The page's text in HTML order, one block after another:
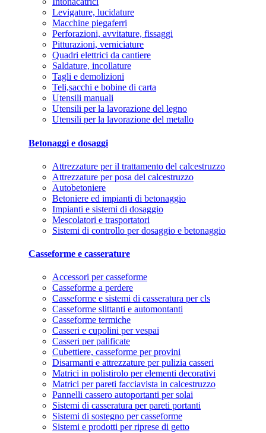
Levigature, lucidature
Macchine piegaferri
Perforazioni, avvitature, fissaggi
Pitturazioni, verniciature
Quadri elettrici da cantiere
Saldature, incollature
Tagli e demolizioni
Teli,sacchi e bobine di carta
Utensili manuali
Utensili per la lavorazione del legno
Utensili per la lavorazione del metallo
Betonaggi e dosaggi
Attrezzature per il trattamento del calcestruzzo
Attrezzature per posa del calcestruzzo
Autobetoniere
Betoniere ed impianti di betonaggio
Impianti e sistemi di dosaggio
Mescolatori e trasportatori
Sistemi di controllo per dosaggio e betonaggio
Casseforme e casserature
Accessori per casseforme
Casseforme a perdere
Casseforme e sistemi di casseratura per cls
Casseforme slittanti e automontanti
Casseforme termiche
Casseri e cupolini per vespai
Casseri per palificate
Cubettiere, casseforme per provini
Disarmanti e attrezzature per pulizia casseri
Matrici in polistirolo per elementi decorativi
Matrici per pareti facciavista in calcestruzzo
Pannelli cassero autoportanti per solai
Sistemi di casseratura per pareti portanti
Sistemi di sostegno per casseforme
Sistemi e prodotti per riprese di getto